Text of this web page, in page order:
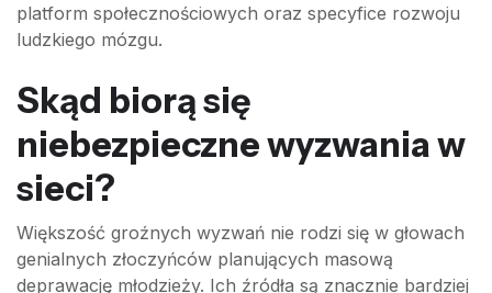
platform społecznościowych oraz specyfice rozwoju
ludzkiego mózgu.
Skąd biorą się
niebezpieczne wyzwania w
sieci?
Większość groźnych wyzwań nie rodzi się w głowach
genialnych złoczyńców planujących masową
deprawację młodzieży. Ich źródła są znacznie bardziej